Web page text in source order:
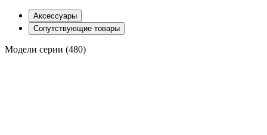
Аксессуары
Сопутствующие товары
Модели серии (480)